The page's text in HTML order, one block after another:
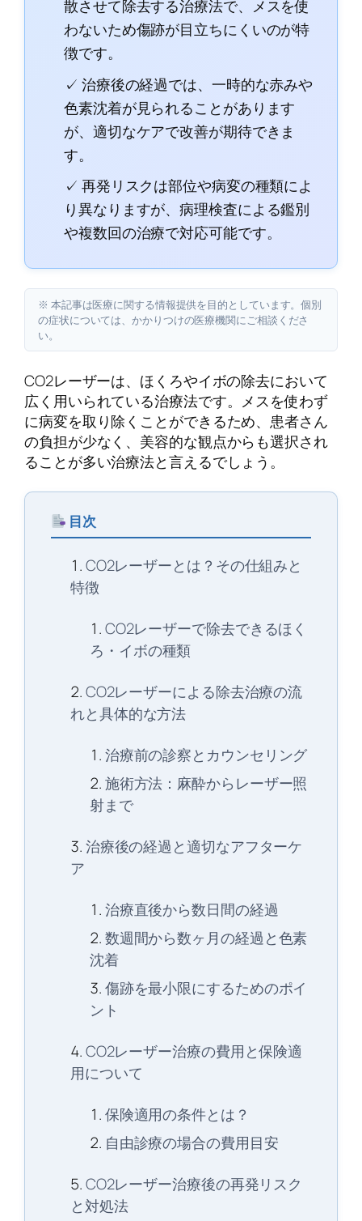
散させて除去する治療法で、メスを使
わないため傷跡が目立ちにくいのが特
徴です。
✓ 治療後の経過では、一時的な赤みや
色素沈着が見られることがあります
が、適切なケアで改善が期待できま
す。
✓ 再発リスクは部位や病変の種類によ
り異なりますが、病理検査による鑑別
や複数回の治療で対応可能です。
※ 本記事は医療に関する情報提供を目的としています。個別
の症状については、かかりつけの医療機関にご相談くださ
い。
CO2レーザーは、ほくろやイボの除去において
広く用いられている治療法です。メスを使わず
に病変を取り除くことができるため、患者さん
の負担が少なく、美容的な観点からも選択され
ることが多い治療法と言えるでしょう。
目次
CO2レーザーとは？その仕組みと
特徴
CO2レーザーで除去できるほく
ろ・イボの種類
CO2レーザーによる除去治療の流
れと具体的な方法
治療前の診察とカウンセリング
施術方法：麻酔からレーザー照
射まで
治療後の経過と適切なアフターケ
ア
治療直後から数日間の経過
数週間から数ヶ月の経過と色素
沈着
傷跡を最小限にするためのポイ
ント
CO2レーザー治療の費用と保険適
用について
保険適用の条件とは？
自由診療の場合の費用目安
CO2レーザー治療後の再発リスク
と対処法